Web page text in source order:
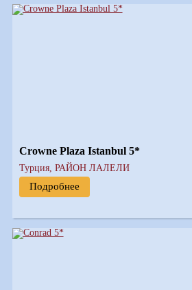
Crowne Plaza Istanbul 5*
Турция, РАЙОН ЛАЛЕЛИ
Подробнее